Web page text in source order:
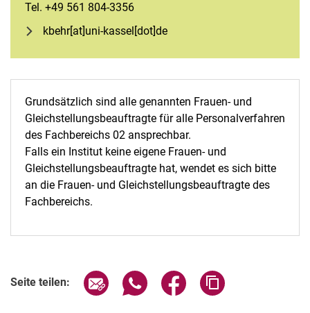
Tel. +49 561 804-3356
kbehr[at]uni-kassel[dot]de
Grundsätzlich sind alle genannten Frauen- und
Gleichstellungsbeauftragte für alle Personalverfahren
des Fachbereichs 02 ansprechbar.
Falls ein Institut keine eigene Frauen- und
Gleichstellungsbeauftragte hat, wendet es sich bitte
an die Frauen- und Gleichstellungsbeauftragte des
Fachbereichs.
Seite teilen: Seite über E-Mail teilen
Seite über WhatsApp teilen
Seite über Facebook